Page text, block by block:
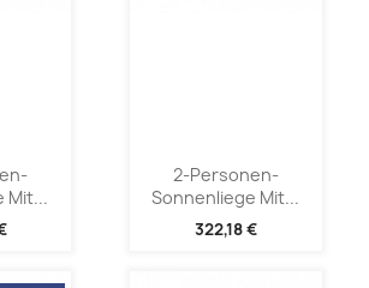
Mit...
2-Personen-
Sonnenliege Mit...
322,18 €